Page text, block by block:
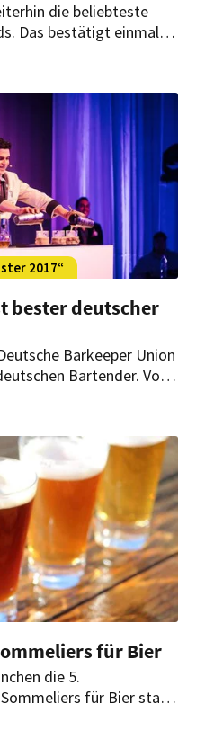
die beliebteste
Das bestätigt einmal
darf es am
sein.
2017“
bester deutscher
Barkeeper Union
Bartender. Vom
statt. Die besten
der DBU
Cocktail
für Bier
die 5.
für Bier statt.